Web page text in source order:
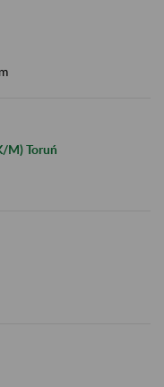
M) Toruń